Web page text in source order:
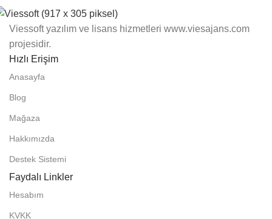
Viessoft yazılım ve lisans hizmetleri www.viesajans.com
projesidir.
Hızlı Erişim
Anasayfa
Blog
Mağaza
Hakkımızda
Destek Sistemi
Faydalı Linkler
Hesabım
KVKK